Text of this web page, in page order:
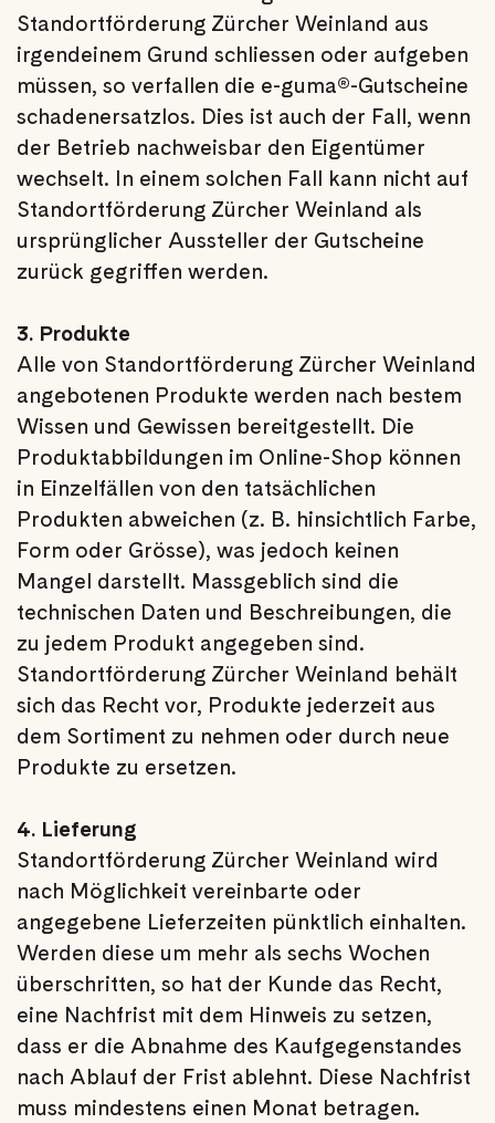
Standortförderung Zürcher Weinland aus
irgendeinem Grund schliessen oder aufgeben
müssen, so verfallen die e-guma®-Gutscheine
schadenersatzlos. Dies ist auch der Fall, wenn
der Betrieb nachweisbar den Eigentümer
wechselt. In einem solchen Fall kann nicht auf
Standortförderung Zürcher Weinland als
ursprünglicher Aussteller der Gutscheine
zurück gegriffen werden.
3. Produkte
Alle von Standortförderung Zürcher Weinland
angebotenen Produkte werden nach bestem
Wissen und Gewissen bereitgestellt. Die
Produktabbildungen im Online-Shop können
in Einzelfällen von den tatsächlichen
Produkten abweichen (z. B. hinsichtlich Farbe,
Form oder Grösse), was jedoch keinen
Mangel darstellt. Massgeblich sind die
technischen Daten und Beschreibungen, die
zu jedem Produkt angegeben sind.
Standortförderung Zürcher Weinland behält
sich das Recht vor, Produkte jederzeit aus
dem Sortiment zu nehmen oder durch neue
Produkte zu ersetzen.
4. Lieferung
Standortförderung Zürcher Weinland wird
nach Möglichkeit vereinbarte oder
angegebene Lieferzeiten pünktlich einhalten.
Werden diese um mehr als sechs Wochen
überschritten, so hat der Kunde das Recht,
eine Nachfrist mit dem Hinweis zu setzen,
dass er die Abnahme des Kaufgegenstandes
nach Ablauf der Frist ablehnt. Diese Nachfrist
muss mindestens einen Monat betragen.